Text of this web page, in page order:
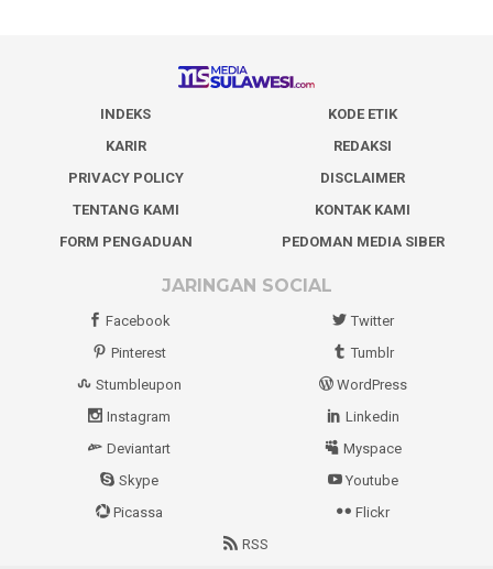
INDEKS
KODE ETIK
KARIR
REDAKSI
PRIVACY POLICY
DISCLAIMER
TENTANG KAMI
KONTAK KAMI
FORM PENGADUAN
PEDOMAN MEDIA SIBER
JARINGAN SOCIAL
Facebook
Twitter
Pinterest
Tumblr
Stumbleupon
WordPress
Instagram
Linkedin
Deviantart
Myspace
Skype
Youtube
Picassa
Flickr
RSS